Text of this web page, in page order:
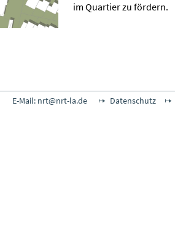
im Quartier zu fördern.
E-Mail: nrt@nrt-la.de Datenschutz